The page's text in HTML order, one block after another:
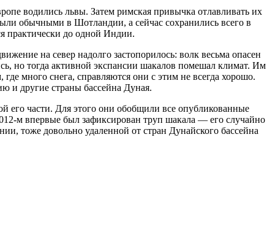
водились львы. Затем римская привычка отлавливать их
обычными в Шотландии, а сейчас сохранились всего в
практически до одной Индии.
на север надолго застопорилось: волк весьма опасен
но тогда активной экспансии шакалов помешал климат. Им
много снега, справляются они с этим не всегда хорошо.
и другие страны бассейна Дуная.
его части. Для этого они обобщили все опубликованные
м впервые был зафиксирован труп шакала — его случайно
тоже довольно удаленной от стран Дунайского бассейна